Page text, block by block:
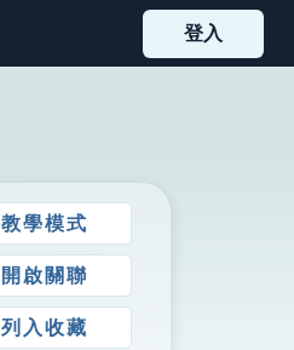
登入
教學模式
開啟關聯
列入收藏